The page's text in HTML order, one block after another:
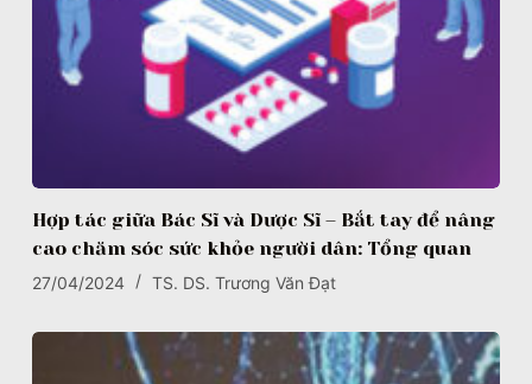
Hợp tác giữa Bác Sĩ và Dược Sĩ – Bắt tay để nâng
cao chăm sóc sức khỏe người dân: Tổng quan
27/04/2024 TS. DS. Trương Văn Đạt